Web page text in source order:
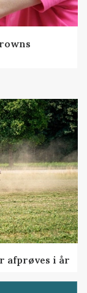
afprøves i år